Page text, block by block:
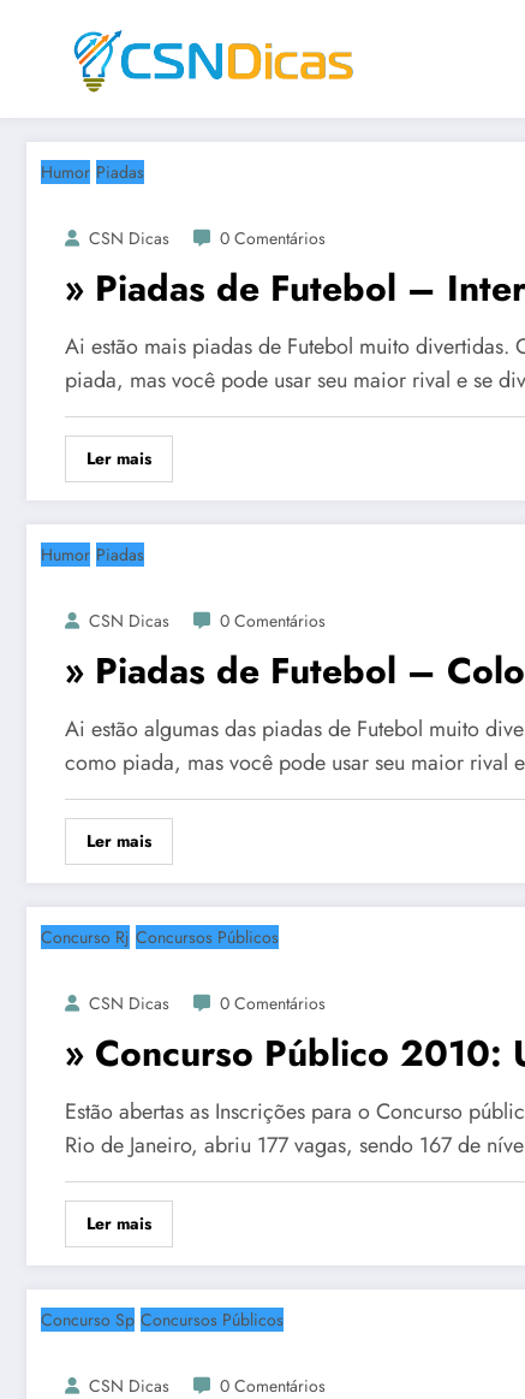
Humor Piadas
CSN Dicas 0 Comentários
» Piadas de Futebol –
Ai estão mais piadas de Futebol muito
piada, mas você pode usar seu maior rival e se
Ler mais
Humor Piadas
CSN Dicas 0 Comentários
» Piadas de Futebol –
Ai estão algumas das piadas de Futebol muito
como piada, mas você pode usar seu maior rival
Ler mais
Concurso Rj Concursos Públicos
CSN Dicas 0 Comentários
» Concurso Público 2010:
Estão abertas as Inscrições para o Concurso
Rio de Janeiro, abriu 177 vagas, sendo 167 de
Ler mais
Concurso Sp Concursos Públicos
CSN Dicas 0 Comentários